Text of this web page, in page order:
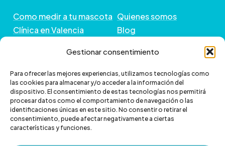
Gestionar consentimiento
Para ofrecer las mejores experiencias, utilizamos tecnologías como
las cookies para almacenar y/o acceder a la información del
dispositivo. El consentimiento de estas tecnologías nos permitirá
procesar datos como el comportamiento de navegación o las
identificaciones únicas en este sitio. No consentir o retirar el
consentimiento, puede afectar negativamente a ciertas
características y funciones.
Como medir a tu mascota
Clínica en Valencia
Quienes somos
Blog
GUÍA DE COMPRA
Preguntas frecuentes
Paga a plazos con Klarna
Paga a plazos con
scalapay
+ INFORMACIÓN
Política de envío
Cambios y devoluciones
Política de Privacidad